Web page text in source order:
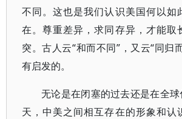
不同。这也是我们认识美国何以如
在。尊重差异，求同存异，才能取
突。古人云“和而不同”，又云“同归
有启发的。
无论是在闭塞的过去还是在全
天，中美之间相互存在的形象和认